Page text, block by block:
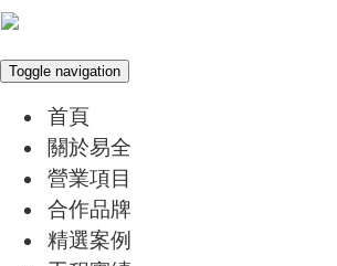
Toggle navigation
首頁
關於易全
營業項目
合作品牌
精選案例